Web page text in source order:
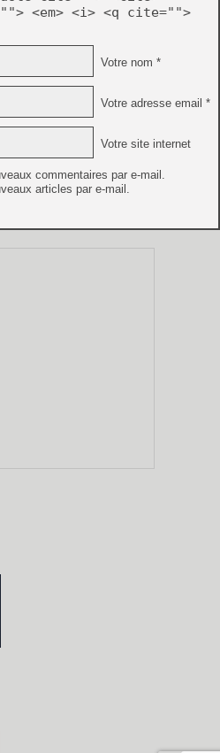
<em> <i> <q cite="">
Votre nom *
Votre adresse email *
Votre site internet
commentaires par e-mail.
articles par e-mail.